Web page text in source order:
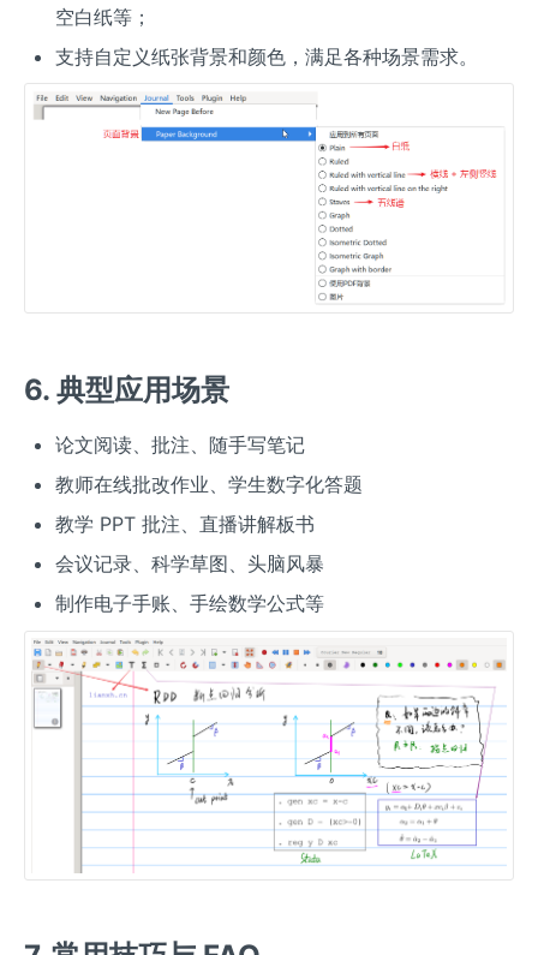
空白纸等；
支持自定义纸张背景和颜色，满足各种场景需求。
6. 典型应用场景
论文阅读、批注、随手写笔记
教师在线批改作业、学生数字化答题
教学 PPT 批注、直播讲解板书
会议记录、科学草图、头脑风暴
制作电子手账、手绘数学公式等